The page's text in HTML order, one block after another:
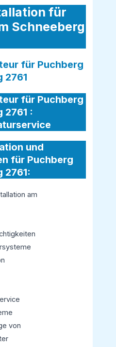
für
Schneeberg
für Puchberg
2761
für Puchberg
2761 :
und
für Puchberg
2761:
am
von